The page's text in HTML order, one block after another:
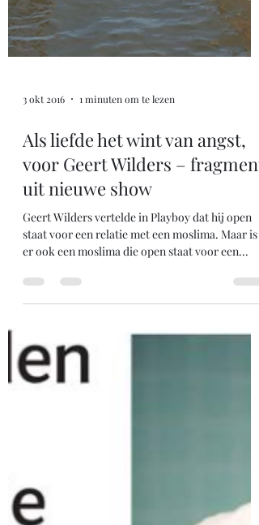
3 okt 2016 1 minuten om te lezen
Als liefde het wint van angst,
voor Geert Wilders – fragment
uit nieuwe show
Geert Wilders vertelde in Playboy dat hij open
staat voor een relatie met een moslima. Maar is